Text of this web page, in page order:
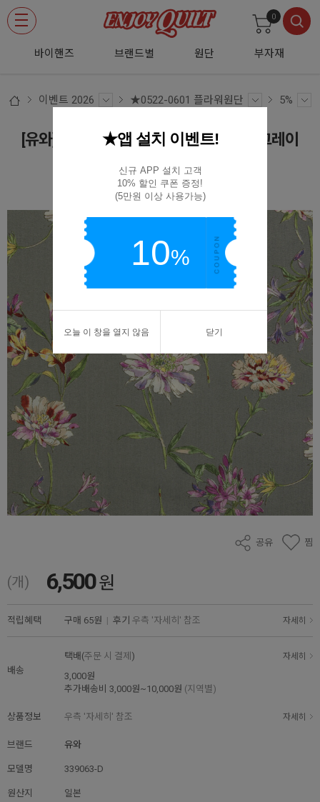
바이핸즈 브랜드별 원단 부자재
0
이벤트 2026 ★0522-0601 플라워원단 5%
[유와] 애거팬서스 70수 론 프린트원단 - 그레이
339063-D
공유 찜
(개) 6,500원
적립혜택 구매 65원 | 후기 우측 '자세히' 참조 자세히
배송
택배(주문 시 결제 ) 자세히
3,000원
추가배송비 3,000원~10,000원 (지역별)
상품정보 우측 '자세히' 참조 자세히
브랜드 유와
모델명 339063-D
원산지 일본
★앱 설치 이벤트!
신규 APP 설치 고객
10% 할인 쿠폰 증정!
(5만원 이상 사용가능)
10%
오늘 이 창을 열지 않음 닫기